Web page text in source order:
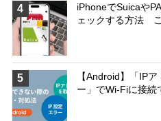
4
iPhoneでSuicaや
ェックする方法
5
【Android】「IP
ー」でWi-Fiに接続